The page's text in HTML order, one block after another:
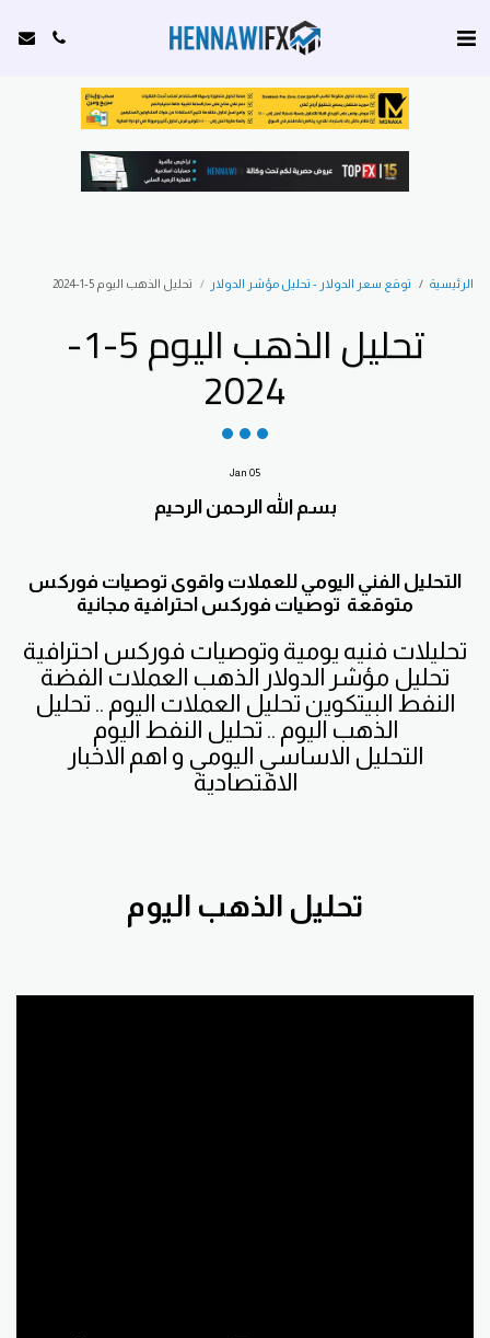
الرئيسية توقع سعر الدولار - تحليل مؤشر الدولار تحليل الذهب اليوم 5-1-2024
تحليل الذهب اليوم 5-1-
2024
05
Jan
بسم الله الرحمن الرحيم
التحليل الفني اليومي للعملات واقوى توصيات فوركس
متوقعة توصيات فوركس احترافية مجانية
تحليلات فنيه يومية وتوصيات فوركس احترافية
الذهب اليوم .. تحليل النفط اليوم
الاقتصادية
تحليل الذهب اليوم